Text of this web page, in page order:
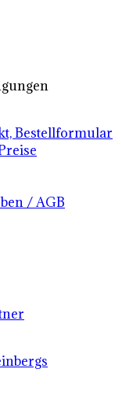
Bestellformular
/ AGB